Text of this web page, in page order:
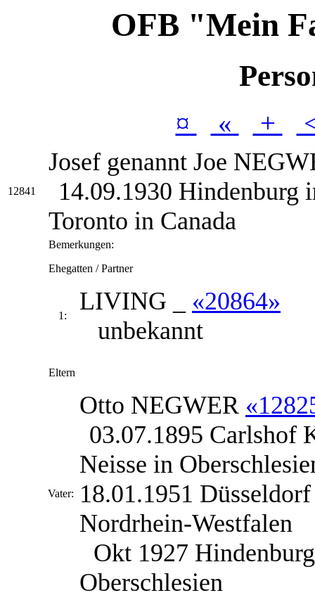
OFB "Mein
¤ « +
12841
Josef genannt Joe
14.09.1930 Hindenburg
Toronto in Canada
Bemerkungen:
Ehegatten / Partner
1:
LIVING
«20864»
unbekannt
Eltern
Vater:
Otto NEGWER
03.07.1895 Carlshof
Neisse in
18.01.1951
Nordrhein-Westfalen
Okt 1927
Oberschlesien